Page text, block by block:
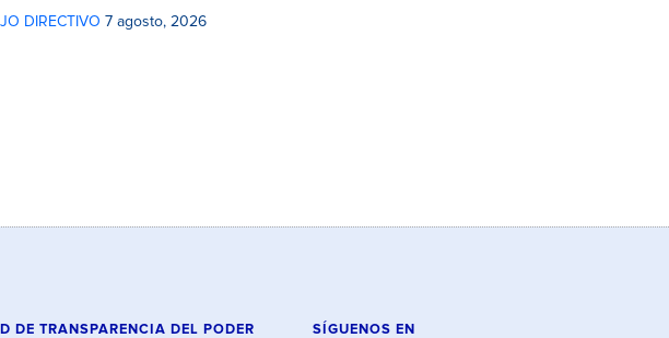
DIRECTIVO 7 agosto, 2026
DE TRANSPARENCIA DEL PODER
SÍGUENOS EN